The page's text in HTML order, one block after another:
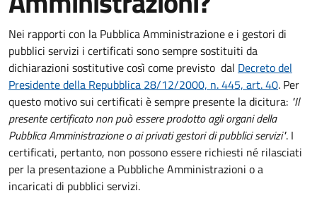
Nei rapporti con la Pubblica Amministrazione e i gestori di
pubblici servizi i certificati sono sempre sostituiti da
dichiarazioni sostitutive così come previsto dal Decreto del
Presidente della Repubblica 28/12/2000, n. 445, art. 40. Per
questo motivo sui certificati è sempre presente la dicitura: "Il
presente certificato non può essere prodotto agli organi della
Pubblica Amministrazione o ai privati gestori di pubblici servizi". I
certificati, pertanto, non possono essere richiesti né rilasciati
per la presentazione a Pubbliche Amministrazioni o a
incaricati di pubblici servizi.